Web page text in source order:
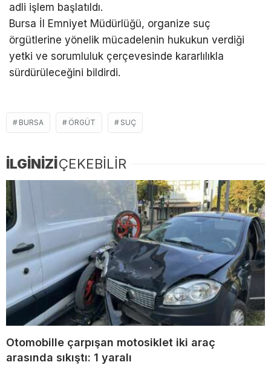
adli işlem başlatıldı.
Bursa İl Emniyet Müdürlüğü, organize suç
örgütlerine yönelik mücadelenin hukukun verdiği
yetki ve sorumluluk çerçevesinde kararlılıkla
sürdürüleceğini bildirdi.
BURSA ÖRGÜT SUÇ
İLGİNİZİÇEKEBİLİR
Otomobille çarpışan motosiklet iki araç
arasında sıkıştı: 1 yaralı